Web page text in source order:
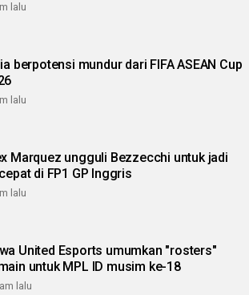
lalu
berpotensi mundur dari FIFA ASEAN Cup
lalu
Marquez ungguli Bezzecchi untuk jadi
di FP1 GP Inggris
lalu
United Esports umumkan "rosters"
untuk MPL ID musim ke-18
lalu